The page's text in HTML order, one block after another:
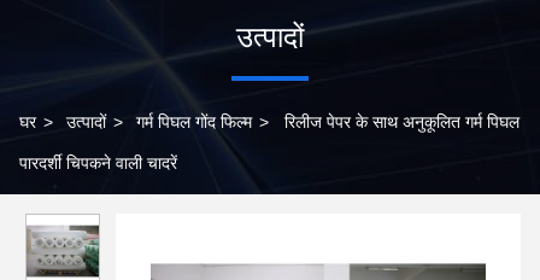
उत्पादों
घर > उत्पादों > गर्म पिघल गोंद फिल्म > रिलीज पेपर के साथ अनुकूलित गर्म पिघल
पारदर्शी चिपकने वाली चादरें